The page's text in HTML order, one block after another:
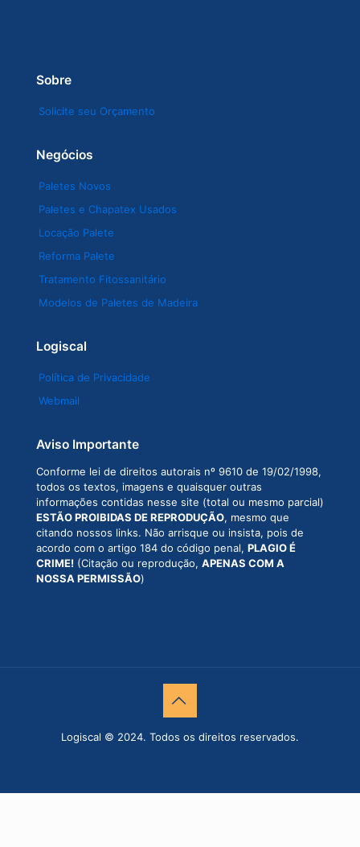
Sobre
Solicite seu Orçamento
Negócios
Paletes Novos
Paletes e Chapatex Usados
Locação Palete
Reforma Palete
Tratamento Fitossanitário
Modelos de Paletes de Madeira
Logiscal
Política de Privacidade
Webmail
Aviso Importante
Conforme lei de direitos autorais nº 9610 de 19/02/1998,
todos os textos, imagens e quaisquer outras
informações contidas nesse site (total ou mesmo parcial)
ESTÃO PROIBIDAS DE REPRODUÇÃO, mesmo que
citando nossos links. Não arrisque ou insista, pois de
acordo com o artigo 184 do código penal, PLAGIO É
CRIME! (Citação ou reprodução, APENAS COM A
NOSSA PERMISSÃO)
Logiscal © 2024. Todos os direitos reservados.